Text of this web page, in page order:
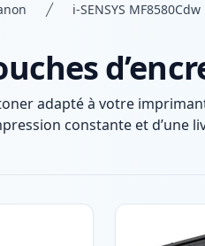
i-SENSYS MF8580Cdw
adapté à votre
constante et d’une
Produits